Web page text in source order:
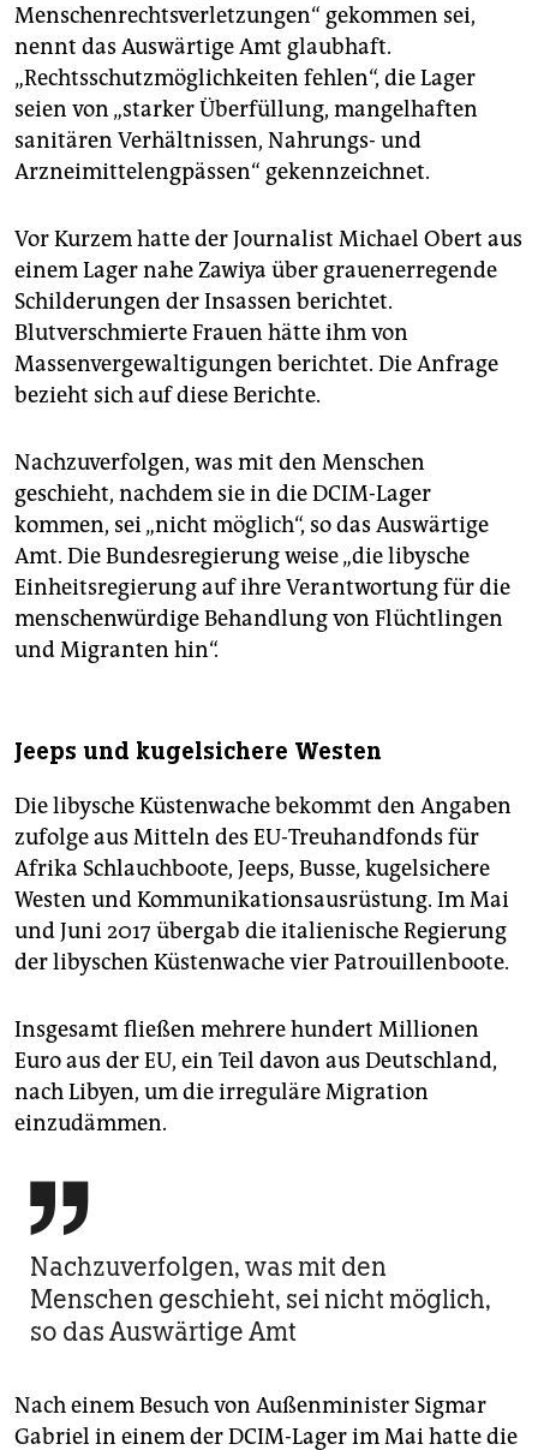
Menschenrechtsverletzungen“ gekommen sei,
nennt das Auswärtige Amt glaubhaft.
„Rechtsschutzmöglichkeiten fehlen“, die Lager
seien von „starker Überfüllung, mangelhaften
sanitären Verhältnissen, Nahrungs- und
Arzneimittelengpässen“ gekennzeichnet.
Vor Kurzem hatte der Journalist Michael Obert aus
einem Lager nahe Zawiya über grauenerregende
Schilderungen der Insassen berichtet.
Blutverschmierte Frauen hätte ihm von
Massenvergewaltigungen berichtet. Die Anfrage
bezieht sich auf diese Berichte.
Nachzuverfolgen, was mit den Menschen
geschieht, nachdem sie in die DCIM-Lager
kommen, sei „nicht möglich“, so das Auswärtige
Amt. Die Bundesregierung weise „die libysche
Einheitsregierung auf ihre Verantwortung für die
menschenwürdige Behandlung von Flüchtlingen
und Migranten hin“.
Jeeps und kugelsichere Westen
Die libysche Küstenwache bekommt den Angaben
zufolge aus Mitteln des EU-Treuhandfonds für
Afrika Schlauchboote, Jeeps, Busse, kugelsichere
Westen und Kommunikationsausrüstung. Im Mai
und Juni 2017 übergab die italienische Regierung
der libyschen Küstenwache vier Patrouillenboote.
Insgesamt fließen mehrere hundert Millionen
Euro aus der EU, ein Teil davon aus Deutschland,
nach Libyen, um die irreguläre Migration
einzudämmen.

Nachzuverfolgen, was mit den
Menschen geschieht, sei nicht möglich,
so das Auswärtige Amt
Nach einem Besuch von Außenminister Sigmar
Gabriel in einem der DCIM-Lager im Mai hatte die